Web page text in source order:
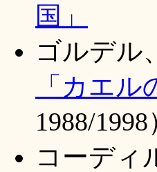
国」
ゴルデル
「カエル
1988/1998
コーディ